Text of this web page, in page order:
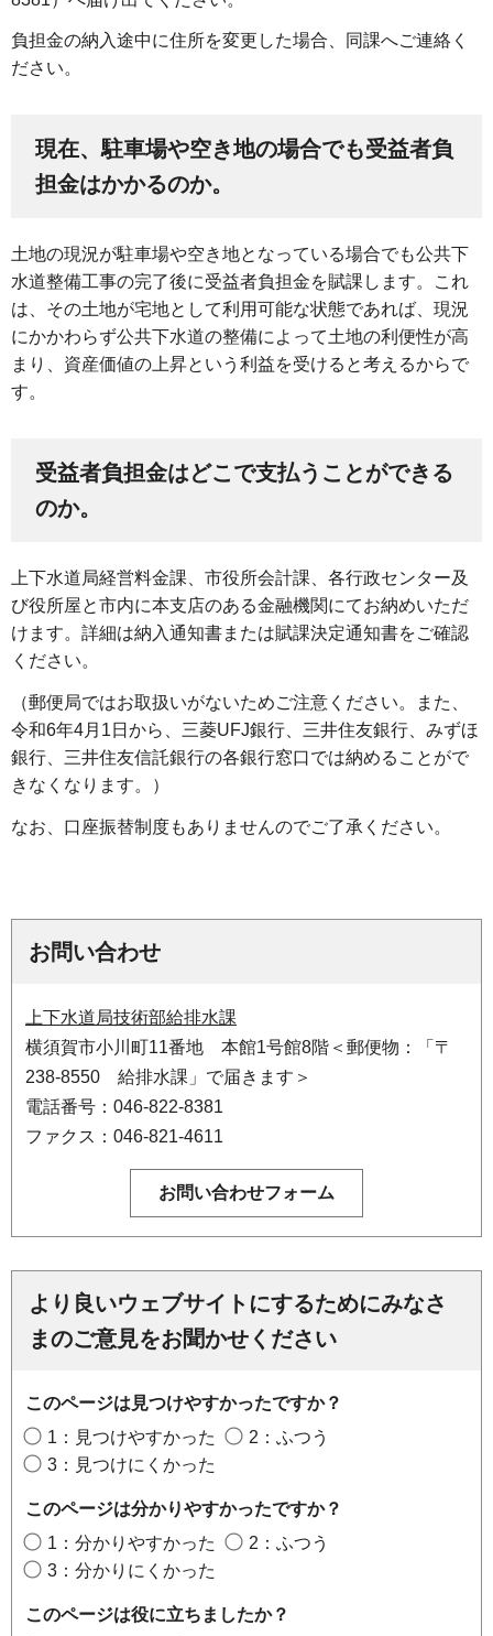
負担金の納入途中に住所を変更した場合、同課へご連絡く
ださい。
現在、駐車場や空き地の場合でも受益者負
担金はかかるのか。
土地の現況が駐車場や空き地となっている場合でも公共下
水道整備工事の完了後に受益者負担金を賦課します。これ
は、その土地が宅地として利用可能な状態であれば、現況
にかかわらず公共下水道の整備によって土地の利便性が高
まり、資産価値の上昇という利益を受けると考えるからで
す。
受益者負担金はどこで支払うことができる
のか。
上下水道局経営料金課、市役所会計課、各行政センター及
び役所屋と市内に本支店のある金融機関にてお納めいただ
けます。詳細は納入通知書または賦課決定通知書をご確認
ください。
（郵便局ではお取扱いがないためご注意ください。また、
令和6年4月1日から、三菱UFJ銀行、三井住友銀行、みずほ
銀行、三井住友信託銀行の各銀行窓口では納めることがで
きなくなります。）
なお、口座振替制度もありませんのでご了承ください。
お問い合わせ
上下水道局技術部給排水課
横須賀市小川町11番地 本館1号館8階＜郵便物：「〒
238-8550 給排水課」で届きます＞
電話番号：046-822-8381
ファクス：046-821-4611
より良いウェブサイトにするためにみなさ
まのご意見をお聞かせください
このページは見つけやすかったですか？
1：見つけやすかった
2：ふつう
3：見つけにくかった
このページは分かりやすかったですか？
1：分かりやすかった
2：ふつう
3：分かりにくかった
このページは役に立ちましたか？